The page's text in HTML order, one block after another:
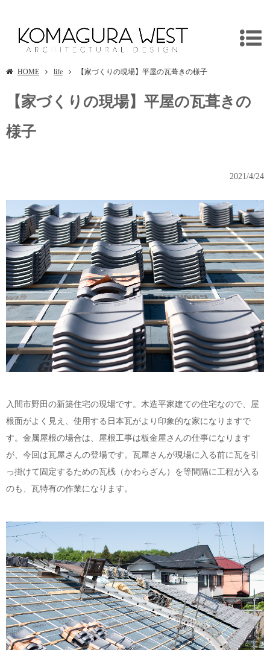
HOME life 【家づくりの現場】平屋の瓦葺きの様子
【家づくりの現場】平屋の瓦葺きの
様子
2021/4/24
入間市野田の新築住宅の現場です。木造平家建ての住宅なので、屋
根面がよく見え、使用する日本瓦がより印象的な家になりますで
す。金属屋根の場合は、屋根工事は板金屋さんの仕事になります
が、今回は瓦屋さんの登場です。瓦屋さんが現場に入る前に瓦を引
っ掛けて固定するための瓦桟（かわらざん）を等間隔に工程が入る
のも、瓦特有の作業になります。